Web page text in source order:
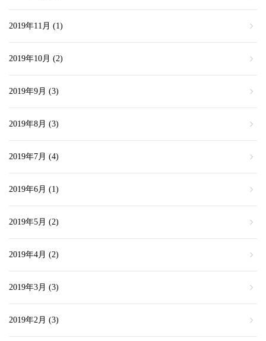
2019年11月 (1)
2019年10月 (2)
2019年9月 (3)
2019年8月 (3)
2019年7月 (4)
2019年6月 (1)
2019年5月 (2)
2019年4月 (2)
2019年3月 (3)
2019年2月 (3)